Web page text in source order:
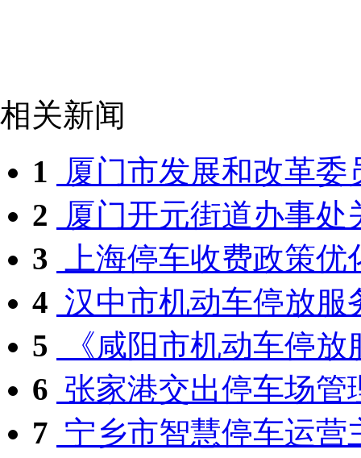
相关新闻
1
厦门市发展和改革委
2
厦门开元街道办事处
3
上海停车收费政策
4 汉中市机动车停放服
5
《咸阳市机动车停
6 张家港交出停车场管
7 宁乡市智慧停车运营